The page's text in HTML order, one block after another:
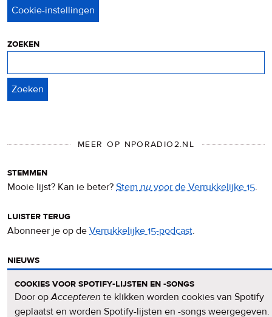
zoeken
MEER OP NPORADIO2.NL
stemmen
Mooie lijst? Kan ie beter? Stemnuvoor de Verrukkelijke 15.
luister terug
Abonneer je op de Verrukkelijke 15-podcast.
nieuws
nieuwsbrief
cookies voor spotify-lijsten en -songs
Door opAccepteren te klikken worden cookies van Spotify
geplaatst en worden Spotify-lijsten en -songs weergegeven.